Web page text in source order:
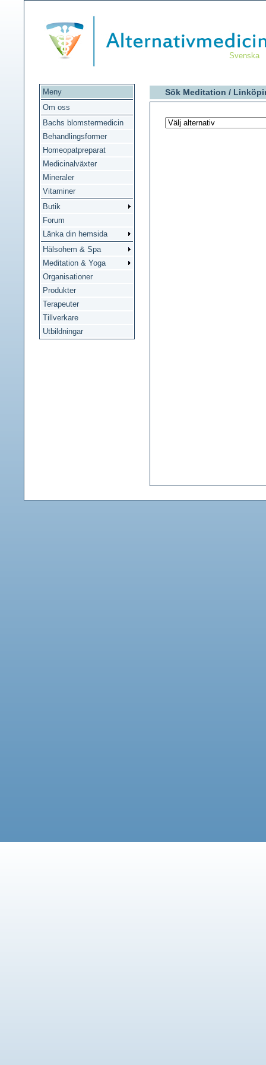
Svenska
Meny
Om oss
Bachs blomstermedicin
Behandlingsformer
Homeopatpreparat
Medicinalväxter
Mineraler
Vitaminer
Butik
Forum
Länka din hemsida
Hälsohem & Spa
Meditation & Yoga
Organisationer
Produkter
Terapeuter
Tillverkare
Utbildningar
Sök Meditation /